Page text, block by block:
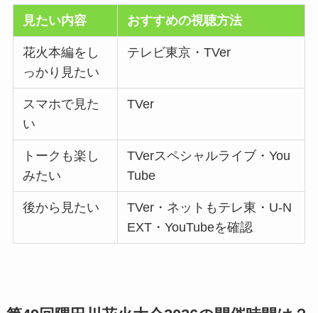
見たい内容 おすすめの視聴方法
花火本編をし
っかり見たい
テレビ東京・TVer
スマホで見た
い
TVer
トークも楽し
みたい
TVerスペシャルライブ・You
Tube
後から見たい
TVer・ネットもテレ東・U-N
EXT・YouTubeを確認